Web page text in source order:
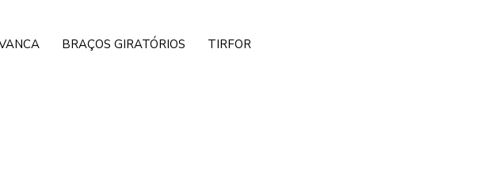
BRAÇOS GIRATÓRIOS TIRFOR